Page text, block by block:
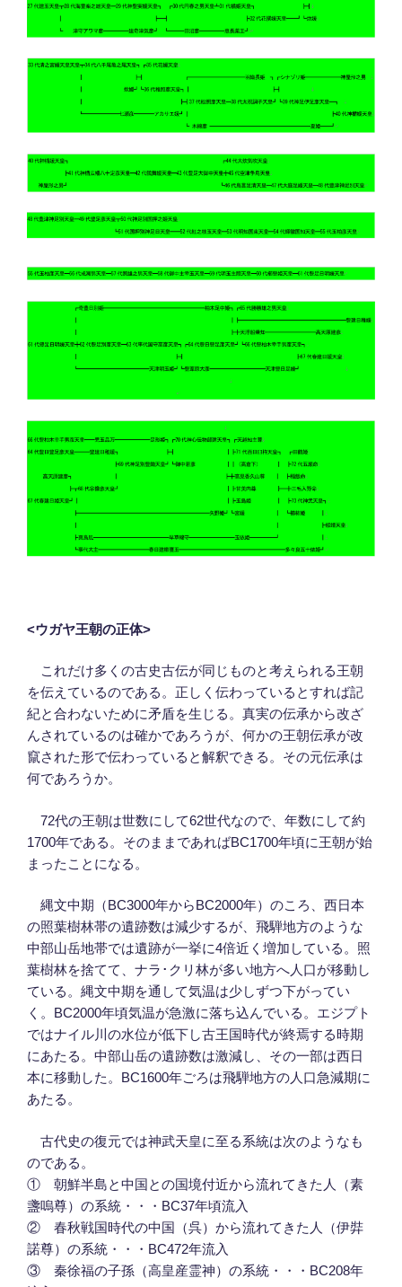
<ウガヤ王朝の正体>
これだけ多くの古史古伝が同じものと考えられる王朝
を伝えているのである。正しく伝わっているとすれば記
紀と合わないために矛盾を生じる。真実の伝承から改ざ
んされているのは確かであろうが、何かの王朝伝承が改
竄された形で伝わっていると解釈できる。その元伝承は
何であろうか。
72代の王朝は世数にして62世代なので、年数にして約
1700年である。そのままであればBC1700年頃に王朝が始
まったことになる。
縄文中期（BC3000年からBC2000年）のころ、西日本
の照葉樹林帯の遺跡数は減少するが、飛騨地方のような
中部山岳地帯では遺跡が一挙に4倍近く増加している。照
葉樹林を捨てて、ナラ･クリ林が多い地方へ人口が移動し
ている。縄文中期を通して気温は少しずつ下がってい
く。BC2000年頃気温が急激に落ち込んでいる。エジプト
ではナイル川の水位が低下し古王国時代が終焉する時期
にあたる。中部山岳の遺跡数は激減し、その一部は西日
本に移動した。BC1600年ごろは飛騨地方の人口急減期に
あたる。
古代史の復元では神武天皇に至る系統は次のようなも
のである。
① 朝鮮半島と中国との国境付近から流れてきた人（素
盞嗚尊）の系統・・・BC37年頃流入
② 春秋戦国時代の中国（呉）から流れてきた人（伊弉
諾尊）の系統・・・BC472年流入
③ 秦徐福の子孫（高皇産霊神）の系統・・・BC208年